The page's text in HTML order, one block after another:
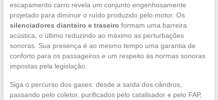
escapamento carro revela um conjunto engenhosamente
projetado para diminuir o ruído produzido pelo motor. Os
silenciadores dianteiro e traseiro formam uma barreira
acústica, o último reduzindo ao máximo as perturbações
sonoras. Sua presença é ao mesmo tempo uma garantia de
conforto para os passageiros e um respeito às normas sonoras
impostas pela legislação.
Siga o percurso dos gases: desde a saída dos cilindros,
passando pelo coletor, purificados pelo catalisador e pelo FAP,